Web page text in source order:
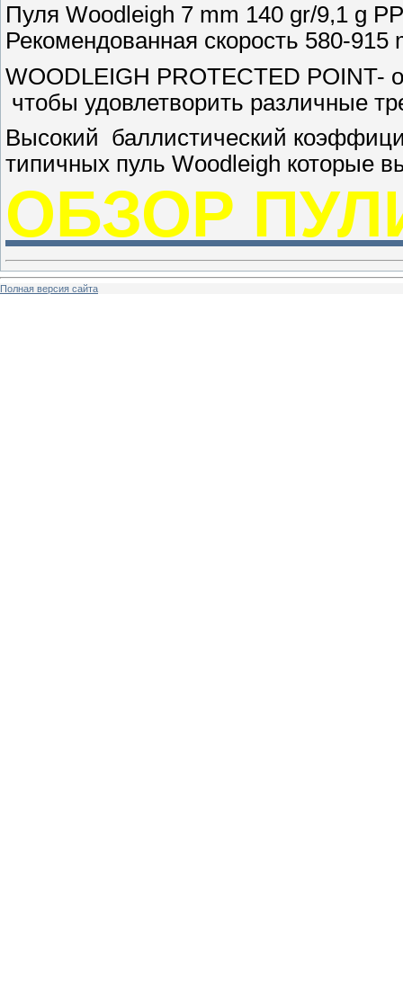
Пуля Woodleigh 7 mm 140 gr/9,1 g
Рекомендованная скорость 580-
WOODLEIGH PROTECTED POINT-
чтобы удовлетворить различные
Высокий баллистический
типичных пуль Woodleigh которые
ОБЗОР
Полная версия сайта